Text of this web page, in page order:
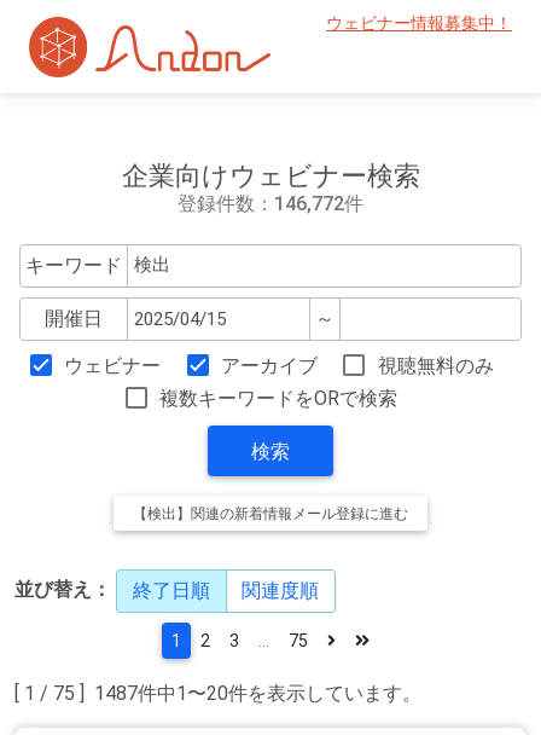
ウェビナー情報募集中！
企業向けウェビナー検索
登録件数：146,772件
キーワード
開催日 ～
ウェビナー アーカイブ
視聴無料のみ
複数キーワードをORで検索
検索
【検出】関連の新着情報メール登録に進む
並び替え： 終了日順 関連度順
[ 1 / 75 ] 1487件中1〜20件を表示しています。
1 2 3 75